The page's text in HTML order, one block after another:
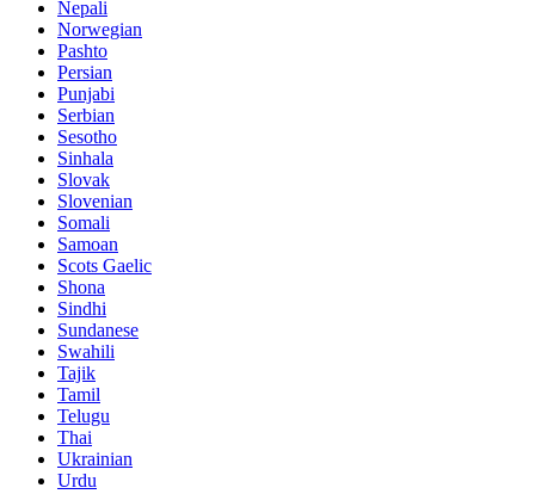
Nepali
Norwegian
Pashto
Persian
Punjabi
Serbian
Sesotho
Sinhala
Slovak
Slovenian
Somali
Samoan
Scots Gaelic
Shona
Sindhi
Sundanese
Swahili
Tajik
Tamil
Telugu
Thai
Ukrainian
Urdu